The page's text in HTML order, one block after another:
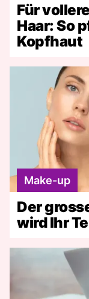
Für
Haar: So
Kopfhaut
Make-up
Der
wird Ihr